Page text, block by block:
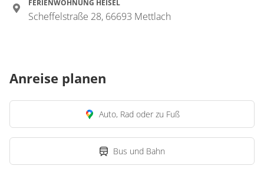
FERIENWOHNUNG HEISEL
Scheffelstraße 28, 66693 Mettlach
Anreise planen
Auto, Rad oder zu Fuß
Bus und Bahn